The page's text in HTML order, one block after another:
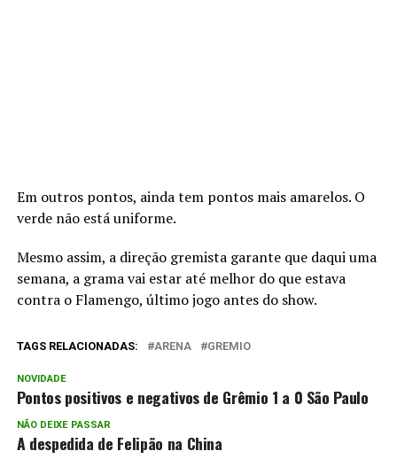
Em outros pontos, ainda tem pontos mais amarelos. O
verde não está uniforme.
Mesmo assim, a direção gremista garante que daqui uma
semana, a grama vai estar até melhor do que estava
contra o Flamengo, último jogo antes do show.
TAGS RELACIONADAS: ARENA GREMIO
NOVIDADE
Pontos positivos e negativos de Grêmio 1 a 0 São Paulo
NÃO DEIXE PASSAR
A despedida de Felipão na China